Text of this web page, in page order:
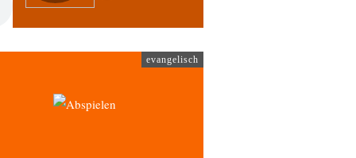
evangelisch